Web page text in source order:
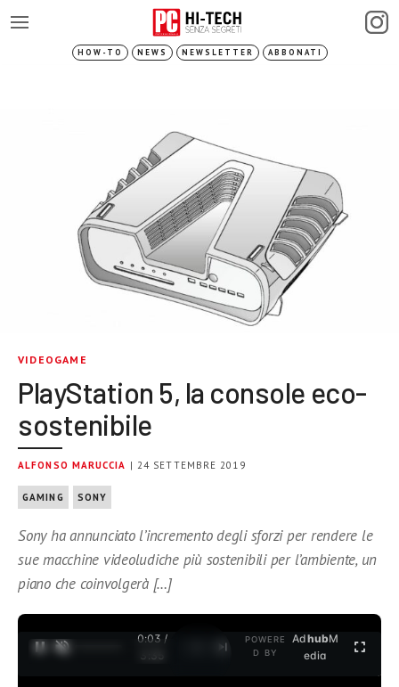
HOW-TO NEWS NEWSLETTER ABBONATI
VIDEOGAME
PlayStation 5, la console eco-
sostenibile
ALFONSO MARUCCIA | 24 SETTEMBRE 2019
GAMING SONY
Sony ha annunciato l’incremento degli sforzi per rendere le
sue macchine videoludiche più sostenibili per l’ambiente, un
piano che coinvolgerà […]
0:03 /
3:35
POWERE
D BY
AdhubM
edia